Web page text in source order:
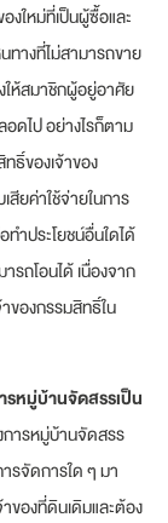
งใหม่ที่เป็นผู้ซื้อและ
างที่ไม่สามารถขาย
ให้สมาชิกผู้อยู่อาศัย
ดไป อย่างไรก็ตาม
ธิ์ของเจ้าของ
สียค่าใช้จ่ายในการ
ำประโยชน์อื่นใดได้
รถโอนได้ เนื่องจาก
ของกรรมสิทธิ์ใน
หมู่บ้านจัดสรรเป็น
ารหมู่บ้านจัดสรร
รจัดการใด ๆ มา
ของที่ดินเดิมและต้อง